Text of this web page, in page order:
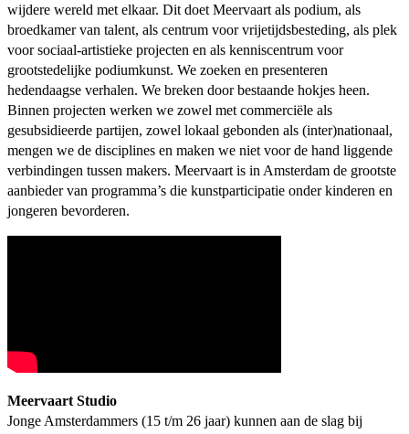
wijdere wereld met elkaar. Dit doet Meervaart als podium, als
broedkamer van talent, als centrum voor vrijetijdsbesteding, als plek
voor sociaal-artistieke projecten en als kenniscentrum voor
grootstedelijke podiumkunst. We zoeken en presenteren
hedendaagse verhalen. We breken door bestaande hokjes heen.
Binnen projecten werken we zowel met commerciële als
gesubsidieerde partijen, zowel lokaal gebonden als (inter)nationaal,
mengen we de disciplines en maken we niet voor de hand liggende
verbindingen tussen makers. Meervaart is in Amsterdam de grootste
aanbieder van programma’s die kunstparticipatie onder kinderen en
jongeren bevorderen.
Meervaart Studio
Jonge Amsterdammers (15 t/m 26 jaar) kunnen aan de slag bij